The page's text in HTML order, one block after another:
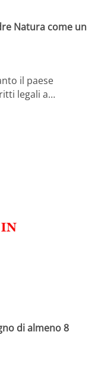
Natura come un
il paese
legali a…
di almeno 8